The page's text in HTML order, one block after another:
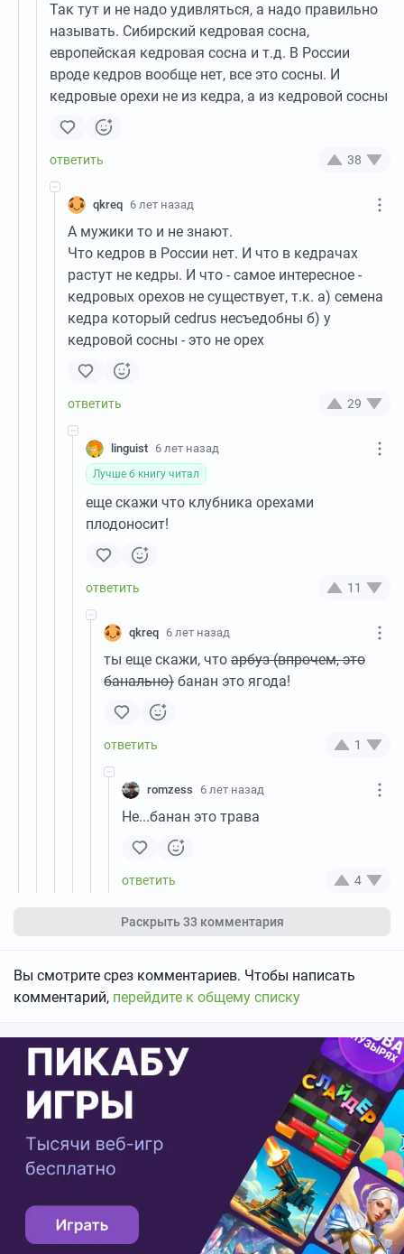
Так тут и не надо удивляться, а надо правильно
называть. Сибирский кедровая сосна,
европейская кедровая сосна и т.д. В России
вроде кедров вообще нет, все это сосны. И
кедровые орехи не из кедра, а из кедровой сосны
38
qkreq 6 лет назад
А мужики то и не знают.
Что кедров в России нет. И что в кедрачах
растут не кедры. И что - самое интересное -
кедровых орехов не существует, т.к. а) семена
кедра который cedrus несъедобны б) у
кедровой сосны - это не орех
29
linguist 6 лет назад
Лучше б книгу читал
еще скажи что клубника орехами
плодоносит!
11
qkreq 6 лет назад
ты еще скажи, что арбуз (впрочем, это
банально) банан это ягода!
1
romzess 6 лет назад
Не...банан это трава
4
Раскрыть33 комментария
Вы смотрите срез комментариев. Чтобы написать
комментарий, перейдите к общему списку